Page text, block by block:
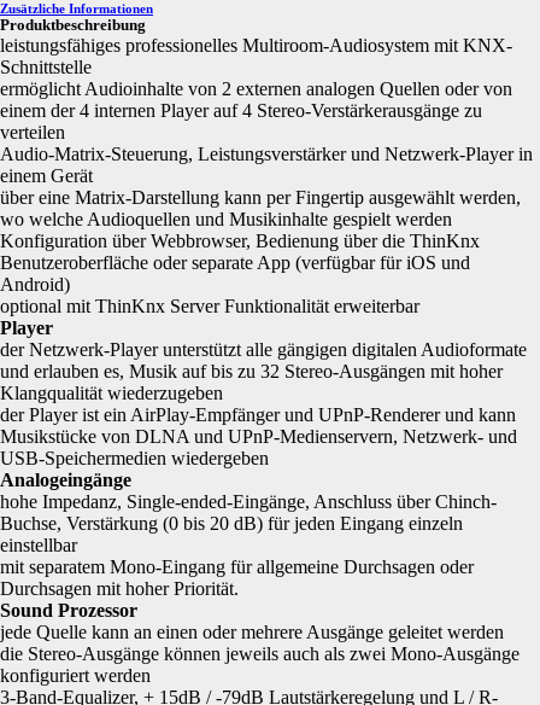
Zusätzliche Informationen
Produktbeschreibung
leistungsfähiges professionelles Multiroom-Audiosystem mit KNX-
Schnittstelle
ermöglicht Audioinhalte von 2 externen analogen Quellen oder von
einem der 4 internen Player auf 4 Stereo-Verstärkerausgänge zu
verteilen
Audio-Matrix-Steuerung, Leistungsverstärker und Netzwerk-Player in
einem Gerät
über eine Matrix-Darstellung kann per Fingertip ausgewählt werden,
wo welche Audioquellen und Musikinhalte gespielt werden
Konfiguration über Webbrowser, Bedienung über die ThinKnx
Benutzeroberfläche oder separate App (verfügbar für iOS und
Android)
optional mit ThinKnx Server Funktionalität erweiterbar
Player
der Netzwerk-Player unterstützt alle gängigen digitalen Audioformate
und erlauben es, Musik auf bis zu 32 Stereo-Ausgängen mit hoher
Klangqualität wiederzugeben
der Player ist ein AirPlay-Empfänger und UPnP-Renderer und kann
Musikstücke von DLNA und UPnP-Medienservern, Netzwerk- und
USB-Speichermedien wiedergeben
Analogeingänge
hohe Impedanz, Single-ended-Eingänge, Anschluss über Chinch-
Buchse, Verstärkung (0 bis 20 dB) für jeden Eingang einzeln
einstellbar
mit separatem Mono-Eingang für allgemeine Durchsagen oder
Durchsagen mit hoher Priorität.
Sound Prozessor
jede Quelle kann an einen oder mehrere Ausgänge geleitet werden
die Stereo-Ausgänge können jeweils auch als zwei Mono-Ausgänge
konfiguriert werden
3-Band-Equalizer, + 15dB / -79dB Lautstärke­regelung und L / R-